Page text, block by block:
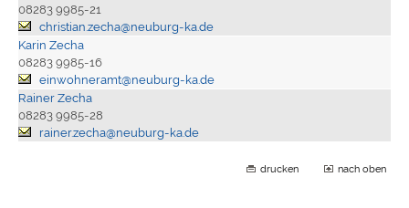
08283 9985-21
christian.zecha@neuburg-ka.de
Karin Zecha
08283 9985-16
einwohneramt@neuburg-ka.de
Rainer Zecha
08283 9985-28
rainer.zecha@neuburg-ka.de
drucken nach oben